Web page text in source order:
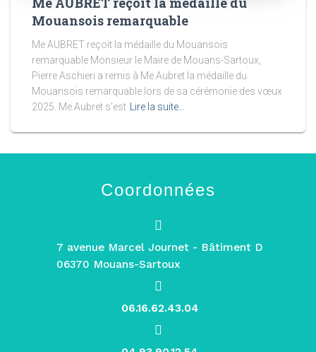
Mouansois remarquable
Me AUBRET reçoit la médaille du Mouansois
remarquable Monsieur le Maire de Mouans-Sartoux,
Pierre Aschieri a remis à Me Aubret la médaille du
Mouansois remarquable lors de sa cérémonie des vœux
2025. Me Aubret s’est
Lire la suite…
Coordonnées
7 avenue Marcel Journet - Bâtiment D
06370 Mouans-Sartoux
06.16.62.43.04